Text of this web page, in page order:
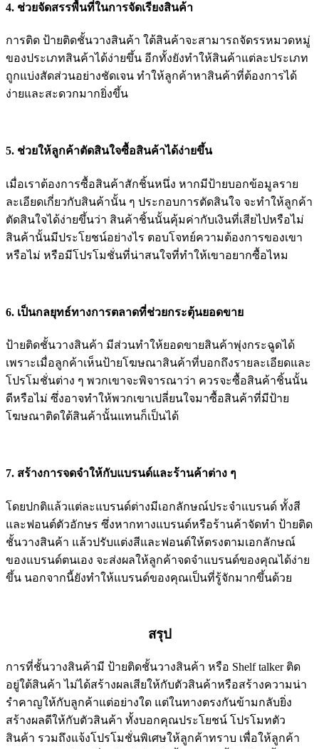
4. ช่วยจัดสรรพื้นที่ในการจัดเรียงสินค้า
การติด ป้ายติดชั้นวางสินค้า ใต้สินค้าจะสามารถจัดรรหมวดหมู่
ของประเภทสินค้าได้ง่ายขึ้น อีกทั้งยังทำให้สินค้าแต่ละประเภท
ถูกแบ่งสัดส่วนอย่างชัดเจน ทำให้ลูกค้าหาสินค้าที่ต้องการได้
ง่ายและสะดวกมากยิ่งขึ้น
5. ช่วยให้ลูกค้าตัดสินใจซื้อสินค้าได้ง่ายขึ้น
เมื่อเราต้องการซื้อสินค้าสักชิ้นหนึ่ง หากมีป้ายบอกข้อมูลราย
ละเอียดเกี่ยวกับสินค้านั้น ๆ ประกอบการตัดสินใจ จะทำให้ลูกค้า
ตัดสินใจได้ง่ายขึ้นว่า สินค้าชิ้นนั้นคุ้มค่ากับเงินที่เสียไปหรือไม่
สินค้านั้นมีประโยชน์อย่างไร ตอบโจทย์ความต้องการของเขา
หรือไม่ หรือมีโปรโมชั่นที่น่าสนใจที่ทำให้เขาอยากซื้อไหม
6. เป็นกลยุทธ์ทางการตลาดที่ช่วยกระตุ้นยอดขาย
ป้ายติดชั้นวางสินค้า มีส่วนทำให้ยอดขายสินค้าพุ่งกระฉูดได้
เพราะเมื่อลูกค้าเห็นป้ายโฆษณาสินค้าที่บอกถึงรายละเอียดและ
โปรโมชั่นต่าง ๆ พวกเขาจะพิจารณาว่า ควรจะซื้อสินค้าชิ้นนั้น
ดีหรือไม่ ซึ่งอาจทำให้พวกเขาเปลี่ยนใจมาซื้อสินค้าที่มีป้าย
โฆษณาติดใต้สินค้านั้นแทนก็เป็นได้
7. สร้างการจดจำให้กับแบรนด์และร้านค้าต่าง ๆ
โดยปกติแล้วแต่ละแบรนด์ต่างมีเอกลักษณ์ประจำแบรนด์ ทั้งสี
และฟอนต์ตัวอักษร ซึ่งหากทางแบรนด์หรือร้านค้าจัดทำ ป้ายติด
ชั้นวางสินค้า แล้วปรับแต่งสีและฟอนต์ให้ตรงตามเอกลักษณ์
ของแบรนด์ตนเอง จะส่งผลให้ลูกค้าจดจำแบรนด์ของคุณได้ง่าย
ขึ้น นอกจากนี้ยังทำให้แบรนด์ของคุณเป็นที่รู้จักมากขึ้นด้วย
สรุป
การที่ชั้นวางสินค้ามี ป้ายติดชั้นวางสินค้า หรือ Shelf talker ติด
อยู่ใต้สินค้า ไม่ได้สร้างผลเสียให้กับตัวสินค้าหรือสร้างความน่า
รำคาญให้กับลูกค้าแต่อย่างใด แต่ในทางตรงกันข้ามกลับยิ่ง
สร้างผลดีให้กับตัวสินค้า ทั้งบอกคุณประโยชน์ โปรโมทตัว
สินค้า รวมถึงแจ้งโปรโมชั่นพิเศษให้ลูกค้าทราบ เพื่อให้ลูกค้า